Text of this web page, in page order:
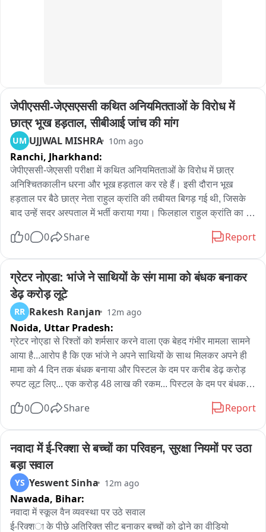
राजस्व एवं पुलिस विभाग के समन्वय से उनका जल्द समाधान कराया जाए।
बाईट कुँवर अनुपम सिंह
जेपीएससी-जेएसएससी कथित अनियमितताओं के विरोध में
छात्र भूख हड़ताल, सीबीआई जांच की मांग
UM UJJWAL MISHRA 10m ago
Ranchi, Jharkhand:
जेपीएससी-जेएससी परीक्षा में कथित अनियमितताओं के विरोध में छात्र
अनिश्चितकालीन धरना और भूख हड़ताल कर रहे हैं। इसी दौरान भूख
हड़ताल पर बैठे छात्र नेता राहुल क्रांति की तबीयत बिगड़ गई थी, जिसके
बाद उन्हें सदर अस्पताल में भर्ती कराया गया। फिलहाल राहुल क्रांति का
वर्मा समेत बीजेपी के अन्य नेता सदर अस्पताल पहुंचे। उन्होंने राहुल क्रांति
से मुलाकात कर उनका हालचाल जाना और डॉक्टरों से भी उनकी स्वास्थ्य
स्थिति की जानकारी ली। आदित्य साहू ने डॉक्टरों से राहुल क्रांति की
समय-समय पर जांच करते रहने की बात कही。
इस दौरान आदित्य साहू ने राज्य सरकार पर छात्रों के साथ अन्याय करने का
आरोप लगाया। उन्होंने कहा कि जिस तरह से वर्तमान सरकार छात्रों के
साथ व्यवहार कर रही है, वह दुर्भाग्यपूर्ण है। उन्होंने परीक्षा परिणामों को लेकर
भी सवाल उठाए।
आदित्य साहू ने कहा कि परीक्षाओं के परिणाम पार्ट में जारी किए जा रहे हैं।
चाहिए, पार्ट-पार्ट में रिजल्ट देने का क्या मतलब है। उन्होंने सहायक शिक्षक
समेत अन्य परीक्षाओं का भी जिक्र करते हुए सरकार से स्पष्टता की मांग
की।
उन्होंने आरोप लगाया कि सरकार बेरोजगार युवाओं के अधिकार को छीनने का
काम कर रही है और छात्रों के आंदोलन को अलग-अलग तरीके से कमजोर
करने का प्रयास किया जा रहा है।
0 0 Share Report
ग्रेटर नोएडा: भांजे ने साथियों के संग मामा को बंधक बनाकर
डेढ़ करोड़ लूटे
RR Rakesh Ranjan 12m ago
Noida, Uttar Pradesh:
ग्रेटर नोएडा से रिश्तों को शर्मसार करने वाला एक बेहद गंभीर मामला सामने
आया है...आरोप है कि एक भांजे ने अपने साथियों के साथ मिलकर अपने ही
मामा को 4 दिन तक बंधक बनाया और पिस्टल के दम पर करीब डेढ़ करोड़
रुपट लूट लिए... एक करोड़ 48 लाख की रकम... पिस्टल के दम पर बंधक
ने कई गंभीर सवाल खड़े कर दिए हैं...फिलहाल कोर्ट के आदेश पर मुकदमा
0 0 Share Report
नवादा में ई-रिक्शा से बच्चों का परिवहन, सुरक्षा नियमों पर उठा
बड़ा सवाल
YS Yeswent Sinha 12m ago
Nawada, Bihar:
नवादा में स्कूल वैन व्यवस्था पर उठे सवाल
ई-रिक्शা के पीछे अतिरिक्त सीट बनाकर बच्चों को ढोने का वीडियो